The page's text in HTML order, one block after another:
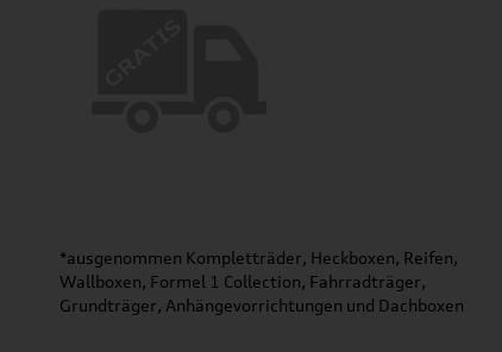
*ausgenommen Kompletträder, Heckboxen, Reifen,
Wallboxen, Formel 1 Collection, Fahrradträger,
Grundträger, Anhängevorrichtungen und Dachboxen